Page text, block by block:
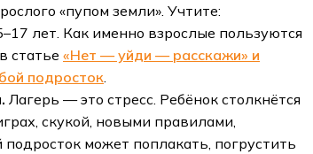
«пупом земли». Учтите:
лет. Как именно взрослые пользуются
статье «Нет — уйди — расскажи» и
подросток.
Лагерь — это стресс. Ребёнок столкнётся
скукой, новыми правилами,
может поплакать, погрустить